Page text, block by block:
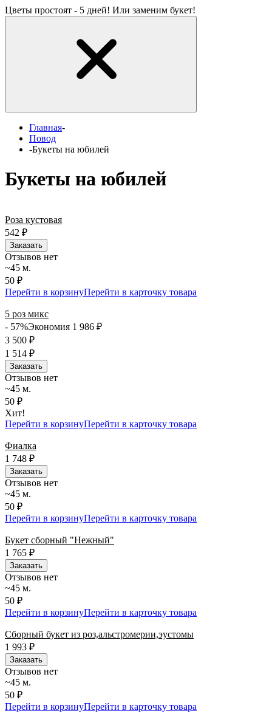
Цветы простоят - 5 дней! Или заменим букет!
Главная-
Повод
-Букеты на юбилей
Букеты на юбилей
Роза кустовая
542 ₽
Заказать
Отзывов нет
~45 м.
50 ₽
Перейти в корзинуПерейти в карточку товара
5 роз микс
- 57%Экономия 1 986 ₽
3 500 ₽
1 514 ₽
Заказать
Отзывов нет
~45 м.
50 ₽
Хит!
Перейти в корзинуПерейти в карточку товара
Фиалка
1 748 ₽
Заказать
Отзывов нет
~45 м.
50 ₽
Перейти в корзинуПерейти в карточку товара
Букет сборный "Нежный"
1 765 ₽
Заказать
Отзывов нет
~45 м.
50 ₽
Перейти в корзинуПерейти в карточку товара
Сборный букет из роз,альстромерии,эустомы
1 993 ₽
Заказать
Отзывов нет
~45 м.
50 ₽
Перейти в корзинуПерейти в карточку товара